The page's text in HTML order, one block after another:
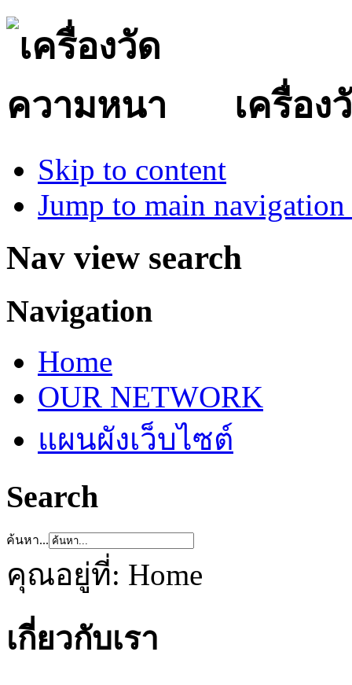
เครื่อ
Skip to content
Jump to main
Nav view search
Navigation
Home
OUR NETWORK
แผนผังเว็บไซต์
Search
ค้นหา...
คุณอยู่ที่: Home
เกี่ยวกับเรา